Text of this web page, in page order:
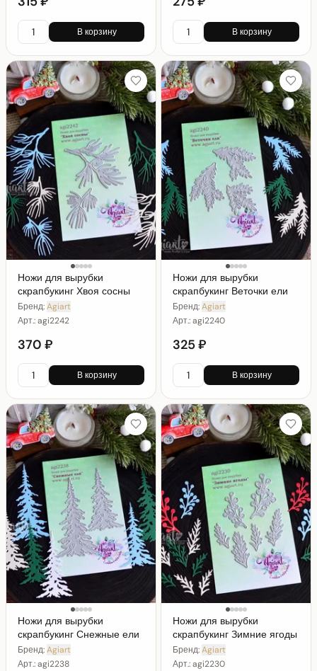
В корзину В корзину
Ножи для вырубки
скрапбукинг Хвоя сосны
Бренд:Agiart
Арт.:agi2242
370 ₽
В корзину
Ножи для вырубки
скрапбукинг Веточки ели
Бренд:Agiart
Арт.:agi2240
325 ₽
В корзину
Ножи для вырубки
скрапбукинг Снежные ели
Бренд:Agiart
Арт.:agi2238
Ножи для вырубки
скрапбукинг Зимние ягоды
Бренд:Agiart
Арт.:agi2230